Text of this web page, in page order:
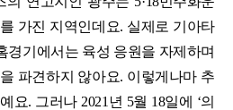
가진 지역인데요. 실제로 기아타
경기에서는 육성 응원을 자제하며
파견하지 않아요. 이렇게나마 추
요. 그러나 2021년 5월 18일에 ‘의